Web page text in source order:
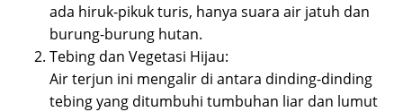
ada hiruk-pikuk turis, hanya suara air jatuh dan
burung-burung hutan.
Tebing dan Vegetasi Hijau:
Air terjun ini mengalir di antara dinding-dinding
tebing yang ditumbuhi tumbuhan liar dan lumut